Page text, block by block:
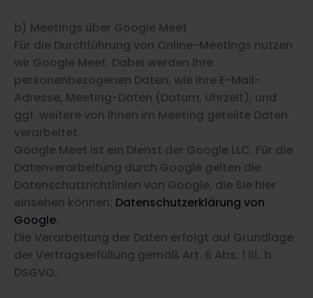
b) Meetings über Google Meet
Für die Durchführung von Online-Meetings nutzen
wir Google Meet. Dabei werden Ihre
personenbezogenen Daten, wie Ihre E-Mail-
Adresse, Meeting-Daten (Datum, Uhrzeit), und
ggf. weitere von Ihnen im Meeting geteilte Daten
verarbeitet.
Google Meet ist ein Dienst der Google LLC. Für die
Datenverarbeitung durch Google gelten die
Datenschutzrichtlinien von Google, die Sie hier
einsehen können: Datenschutzerklärung von
Google.
Die Verarbeitung der Daten erfolgt auf Grundlage
der Vertragserfüllung gemäß Art. 6 Abs. 1 lit. b
DSGVO.